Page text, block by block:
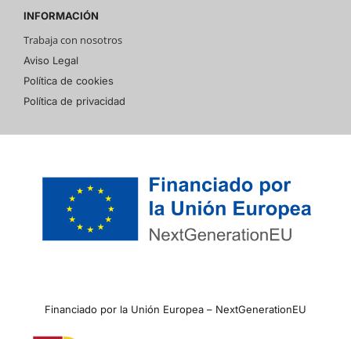
INFORMACIÓN
Trabaja con nosotros
Aviso Legal
Política de cookies
Política de privacidad
Financiado por la Unión Europea – NextGenerationEU